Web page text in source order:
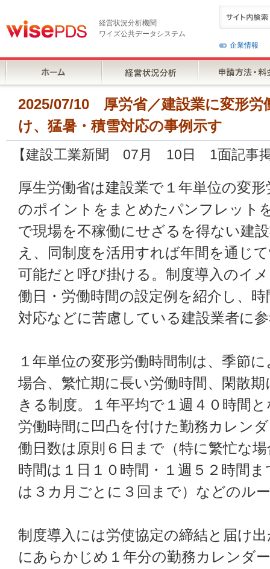
経営状況分析機関
ワイズ公共データシステム
企業情報
2025/07/10 厚労省／建設業に変形労
け、猛暑・積雪対応の事例示す
【建設工業新聞 07月 10日 1面記事
厚生労働省は建設業で１年単位の変
のポイントをまとめたパンフレット
で現場を不稼働にせざるを得ない建
え、同制度を活用すれば年間を通じ
可能だと呼び掛ける。制度導入のイ
働日・労働時間の設定例を紹介し、
対応などに苦慮している建設業者に
１年単位の変形労働時間制は、季節
場合、繁忙期に長い労働時間、閑散
きる制度。１年平均で１週４０時間
労働時間に凹凸を付けた勤務カレン
働日数は原則６日まで（特に繁忙な
時間は１日１０時間・１週５２時間
は３カ月ごとに３回まで）などのル
制度導入には労使協定の締結と届け
にあらかじめ１年分の勤務カレンダ